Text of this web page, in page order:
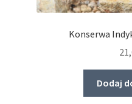
Konserwa
Dodaj